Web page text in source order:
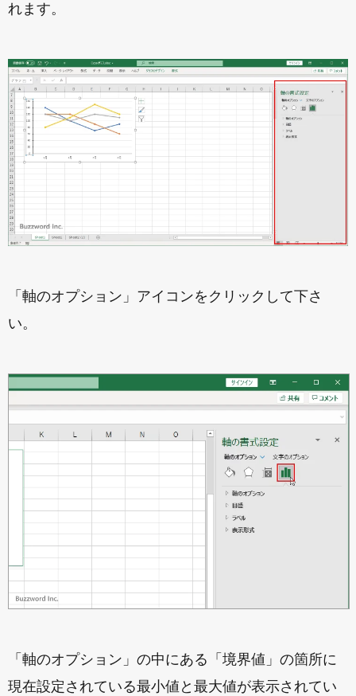
れます。
「軸のオプション」アイコンをクリックして下さ
い。
「軸のオプション」の中にある「境界値」の箇所に
現在設定されている最小値と最大値が表示されてい